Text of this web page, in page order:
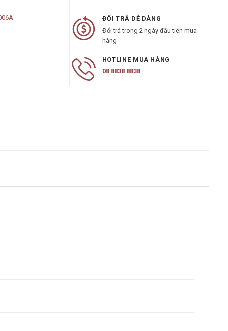
ĐỔI TRẢ DỄ DÀNG
Đổi trả trong 2 ngày đầu tiên mua
hàng
HOTLINE MUA HÀNG
08 8838 8838